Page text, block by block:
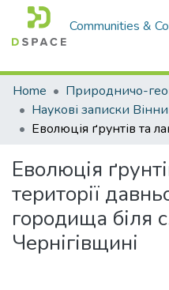
Communities &
Home
Еволюція
території
городища біля
Чернігівщині